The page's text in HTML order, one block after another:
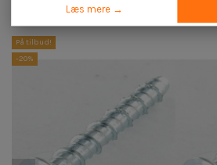
9 andre varer i den samme kategori:
På tilbud!
-20%
Læs mere →